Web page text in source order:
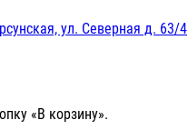
ул. Северная д. 63/4
«В корзину».